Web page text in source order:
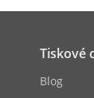
Tiskové
Blog